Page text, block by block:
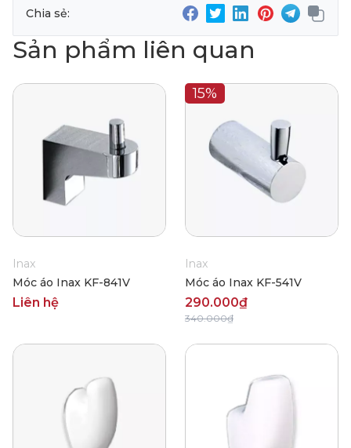
Chia sẻ:
Sản phẩm liên quan
Inax
Móc áo Inax KF-841V
Liên hệ
15%
Inax
Móc áo Inax KF-541V
290.000₫
340.000₫